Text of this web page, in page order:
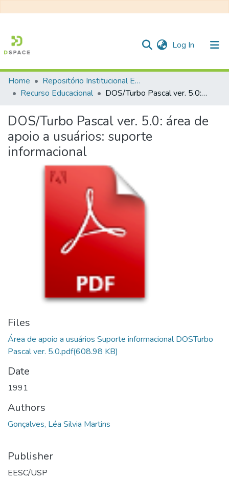
Log In (current)
Communities & Collections
Statistics
Home
Repositório Institucional EESC
Recurso Educacional
DOS/Turbo Pascal ver. 5.0: área de apoio a usuários: suporte informacional
DOS/Turbo Pascal ver. 5.0: área de
apoio a usuários: suporte
informacional
Files
Área de apoio a usuários Suporte informacional DOSTurbo
Pascal ver. 5.0.pdf(608.98 KB)
Date
1991
Authors
Gonçalves, Léa Silvia Martins
Publisher
EESC/USP